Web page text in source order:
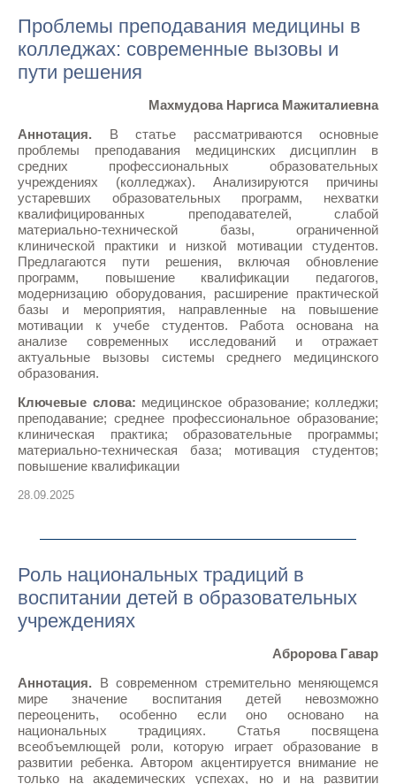
Проблемы преподавания медицины в
колледжах: современные вызовы и
пути решения
Махмудова Наргиса Мажиталиевна
Аннотация. В статье рассматриваются основные
проблемы преподавания медицинских дисциплин в
средних профессиональных образовательных
учреждениях (колледжах). Анализируются причины
устаревших образовательных программ, нехватки
квалифицированных преподавателей, слабой
материально-технической базы, ограниченной
клинической практики и низкой мотивации студентов.
Предлагаются пути решения, включая обновление
программ, повышение квалификации педагогов,
модернизацию оборудования, расширение практической
базы и мероприятия, направленные на повышение
мотивации к учебе студентов. Работа основана на
анализе современных исследований и отражает
актуальные вызовы системы среднего медицинского
образования.
Ключевые слова: медицинское образование; колледжи;
преподавание; среднее профессиональное образование;
клиническая практика; образовательные программы;
материально-техническая база; мотивация студентов;
повышение квалификации
28.09.2025
Роль национальныx традиций в
воспитании детей в образовательных
учреждениях
Абророва Гавар
Аннотация. В современном стремительно меняющемся
мире значение воспитания детей невозможно
переоценить, особенно если оно основано на
национальных традициях. Статья посвящена
всеобъемлющей роли, которую играет образование в
развитии ребенка. Автором акцентируется внимание не
только на академических успехах, но и на развитии